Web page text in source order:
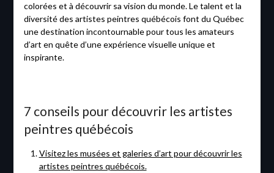
colorées et à découvrir sa vision du monde. Le talent et la
diversité des artistes peintres québécois font du Québec
une destination incontournable pour tous les amateurs
d’art en quête d’une expérience visuelle unique et
inspirante.
7 conseils pour découvrir les artistes
peintres québécois
Visitez les musées et galeries d’art pour découvrir les
artistes peintres québécois.